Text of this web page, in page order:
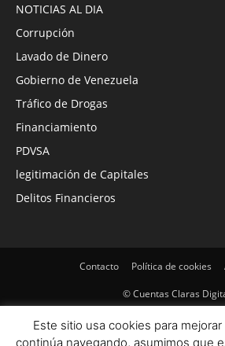
NOTICIAS AL DIA
Corrupción
Lavado de Dinero
Gobierno de Venezuela
Tráfico de Drogas
Financiamiento
PDVSA
legitimación de Capitales
Delitos Financieros
Contacto Política de cookies
© Cuentas Claras
Este sitio usa cookies para
continúa navegando, asumimos que